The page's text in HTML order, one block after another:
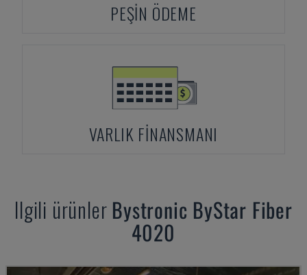
PEŞIN ÖDEME
VARLIK FINANSMANI
Ilgili ürünler Bystronic ByStar Fiber
4020